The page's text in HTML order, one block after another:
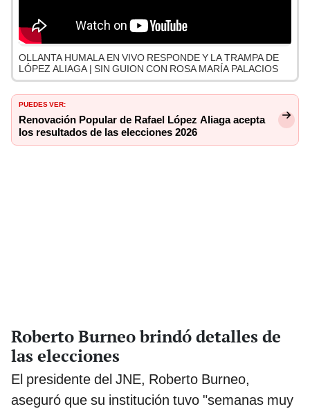
OLLANTA HUMALA EN VIVO RESPONDE Y LA TRAMPA DE
LÓPEZ ALIAGA | SIN GUION CON ROSA MARÍA PALACIOS
PUEDES VER:
Renovación Popular de Rafael López Aliaga acepta
los resultados de las elecciones 2026
Roberto Burneo brindó detalles de
las elecciones
El presidente del JNE, Roberto Burneo,
aseguró que su institución tuvo "semanas muy